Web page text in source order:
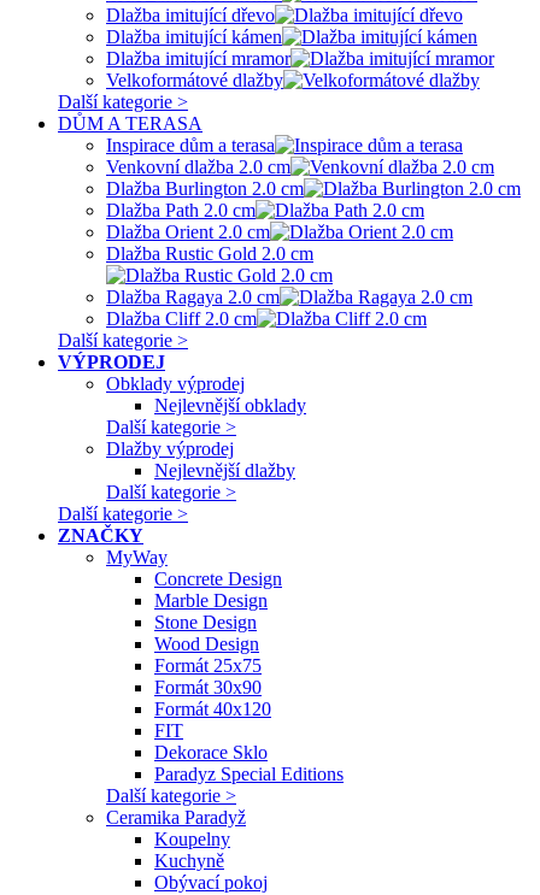
Dlažba imitující dřevo
Dlažba imitující kámen
Dlažba imitující mramor
Velkoformátové dlažby
Další kategorie >
DŮM A TERASA
Inspirace dům a terasa
Venkovní dlažba 2.0 cm
Dlažba Burlington 2.0 cm
Dlažba Path 2.0 cm
Dlažba Orient 2.0 cm
Dlažba Rustic Gold 2.0 cm
Dlažba Ragaya 2.0 cm
Dlažba Cliff 2.0 cm
Další kategorie >
VÝPRODEJ
Obklady výprodej
Nejlevnější obklady
Další kategorie >
Dlažby výprodej
Nejlevnější dlažby
Další kategorie >
Další kategorie >
ZNAČKY
MyWay
Concrete Design
Marble Design
Stone Design
Wood Design
Formát 25x75
Formát 30x90
Formát 40x120
FIT
Dekorace Sklo
Paradyz Special Editions
Další kategorie >
Ceramika Paradyž
Koupelny
Kuchyně
Obývací pokoj